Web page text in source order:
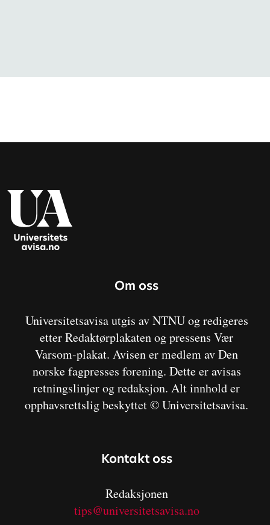
Om oss
Universitetsavisa utgis av NTNU og redigeres
etter Redaktørplakaten og pressens Vær
Varsom-plakat. Avisen er medlem av Den
norske fagpresses forening. Dette er avisas
retningslinjer og redaksjon. Alt innhold er
opphavsrettslig beskyttet © Universitetsavisa.
Kontakt oss
Redaksjonen
tips@universitetsavisa.no